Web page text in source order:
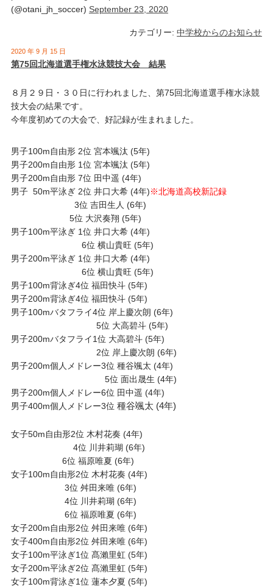
(@otani_jh_soccer) September 23, 2020
カテゴリー:中学校からのお知らせ
2020 年 9 月 15 日
第75回北海道選手権水泳競技大会 結果
８月２９日・３０日に行われました、第75回北海道選手権水泳競
技大会の結果です。
今年度初めての大会で、好記録が生まれました。
男子100m自由形 2位 宮本颯汰 (5年)
男子200m自由形 1位 宮本颯汰 (5年)
男子200m自由形 7位 田中遥 (4年)
男子 50m平泳ぎ 2位 井口大希 (4年)※北海道高校新記録
3位 吉田生人 (6年)
5位 大沢奏翔 (5年)
男子100m平泳ぎ 1位 井口大希 (4年)
6位 横山貴旺 (5年)
男子200m平泳ぎ 1位 井口大希 (4年)
6位 横山貴旺 (5年)
男子100m背泳ぎ4位 福田快斗 (5年)
男子200m背泳ぎ4位 福田快斗 (5年)
男子100mバタフライ4位 岸上慶次朗 (6年)
5位 大高碧斗 (5年)
男子200mバタフライ1位 大高碧斗 (5年)
2位 岸上慶次朗 (6年)
男子200m個人メドレー3位 種谷颯太 (4年)
5位 面出晟生 (4年)
男子200m個人メドレー6位 田中遥 (4年)
男子400m個人メドレー3位 種谷颯太 (4年)
女子50m自由形2位 木村花奏 (4年)
4位 川井莉瑚 (6年)
6位 福原唯夏 (6年)
女子100m自由形2位 木村花奏 (4年)
3位 舛田来唯 (6年)
4位 川井莉瑚 (6年)
6位 福原唯夏 (6年)
女子200m自由形2位 舛田来唯 (6年)
女子400m自由形2位 舛田来唯 (6年)
女子100m平泳ぎ1位 髙瀨里虹 (5年)
女子200m平泳ぎ2位 髙瀨里虹 (5年)
女子100m背泳ぎ1位 蓮本夕夏 (5年)